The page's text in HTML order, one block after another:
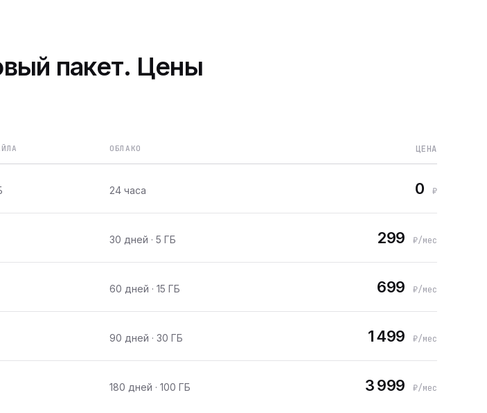
пакет. Цены
ОБЛАКО ЦЕНА
24 часа 0 ₽
30 дней · 5 ГБ 299 ₽/мес
60 дней · 15 ГБ 699 ₽/мес
90 дней · 30 ГБ 1 499 ₽/мес
180 дней · 100 ГБ 3 999 ₽/мес